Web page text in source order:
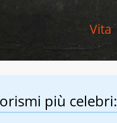
Vita
più celebri: